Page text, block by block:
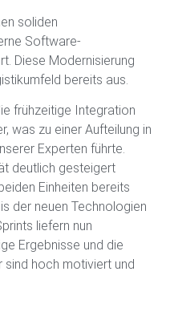
soliden
Software-
Diese Modernisierung
bereits aus.
frühzeitige Integration
was zu einer Aufteilung in
Experten führte.
deutlich gesteigert
Einheiten bereits
der neuen Technologien
liefern nun
Ergebnisse und die
sind hoch motiviert und